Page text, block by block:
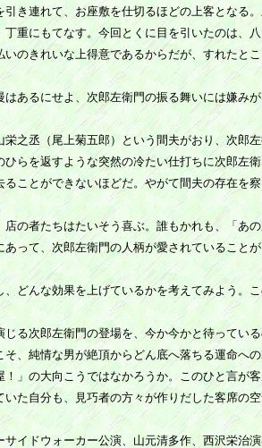
き連れて、お座敷を仕切るほどの上客となる
重にもてなす。今回とくに目を引いたのは、
のきれいな上得意であるからだが、すれたと
あるにせよ、次郎左衛門の振る舞いには嫌み
之丞（尾上菊五郎）という間夫がおり、次郎
らを返すような突然の冷たい仕打ちに次郎左
ことができないほどだ。やがて間夫の存在を
の者たちはたいそう喜ぶ。誰もかれも、「あ
って、次郎左衛門の人柄が愛されていること
どんな効果を上げているかを考えてみよう。
る次郎左衛門の登場を、今か今かと待ってい
、純情な男が絶頂からどん底へ落ちる運命へ
」の大向こうではなかろうか。このひと言が
た自分も、見巧者の方々が作りだした客席の
イドウォーカー公演、山元清多作、西沢栄治